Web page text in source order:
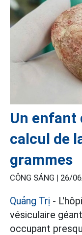
Un enfant
calcul de
grammes
CÔNG SÁNG | 26/
Quảng Trị -
vésiculaire
occupant